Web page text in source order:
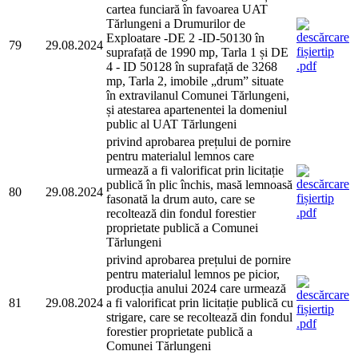
79 29.08.2024
cartea funciară în favoarea UAT
Tărlungeni a Drumurilor de
Exploatare -DE 2 -ID-50130 în
suprafață de 1990 mp, Tarla 1 și DE
4 - ID 50128 în suprafață de 3268
mp, Tarla 2, imobile „drum” situate
în extravilanul Comunei Tărlungeni,
și atestarea apartenentei la domeniul
public al UAT Tărlungeni
80 29.08.2024
privind aprobarea prețului de pornire
pentru materialul lemnos care
urmează a fi valorificat prin licitație
publică în plic închis, masă lemnoasă
fasonată la drum auto, care se
recoltează din fondul forestier
proprietate publică a Comunei
Tărlungeni
81 29.08.2024
privind aprobarea prețului de pornire
pentru materialul lemnos pe picior,
producția anului 2024 care urmează
a fi valorificat prin licitație publică cu
strigare, care se recoltează din fondul
forestier proprietate publică a
Comunei Tărlungeni